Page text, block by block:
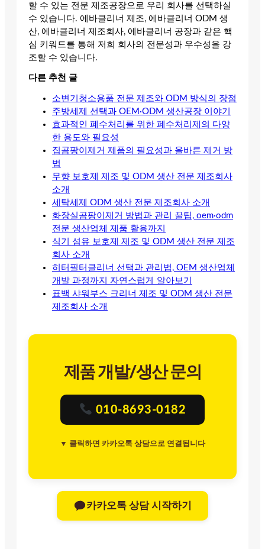
할 수 있는 전문 제조공장으로 우리 회사를 선택하실
수 있습니다. 에바클리너 제조, 에바클리너 ODM 생
산, 에바클리너 제조회사, 에바클리너 공장과 같은 핵
심 키워드를 통해 저희 회사의 전문성과 우수성을 강
조할 수 있습니다.
다른 추천 글
소변기청소용품 전문 제조와 ODM 방식의 장점
주방세제 선택과 OEM·ODM 생산공장 이야기
효과적인 폐수처리를 위한 폐수처리제의 다양
한 용도와 필요성
집곰팡이제거 제품의 필요성과 올바른 제거 방
법
무향 보호제 제조 및 ODM 생산 전문 제조회사
소개
세탁세제 ODM 생산 전문 제조회사 소개
화장실곰팡이제거 방법과 관리 꿀팁, oem·odm
전문 생산업체 제품 활용까지
식기 섬유 보호제 제조 및 ODM 생산 전문 제조
회사 소개
히터필터클리너 선택과 관리법, OEM 생산업체
개발 과정까지 자연스럽게 알아보기
표백 샤워부스 크리너 제조 및 ODM 생산 전문
제조회사 소개
제품 개발/생산 문의
010-8693-0182
▼ 클릭하면 카카오톡 상담으로 연결됩니다
카카오톡 상담 시작하기